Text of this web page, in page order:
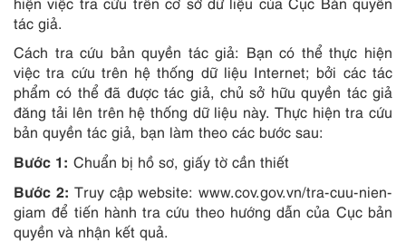
tác giả.
Cách tra cứu bản quyền tác giả: Bạn có thể thực hiện
việc tra cứu trên hệ thống dữ liệu Internet; bởi các tác
phẩm có thể đã được tác giả, chủ sở hữu quyền tác giả
đăng tải lên trên hệ thống dữ liệu này. Thực hiện tra cứu
bản quyền tác giả, bạn làm theo các bước sau:
Bước 1: Chuẩn bị hồ sơ, giấy tờ cần thiết
Bước 2: Truy cập website: www.cov.gov.vn/tra-cuu-nien-
giam để tiến hành tra cứu theo hướng dẫn của Cục bản
quyền và nhận kết quả.